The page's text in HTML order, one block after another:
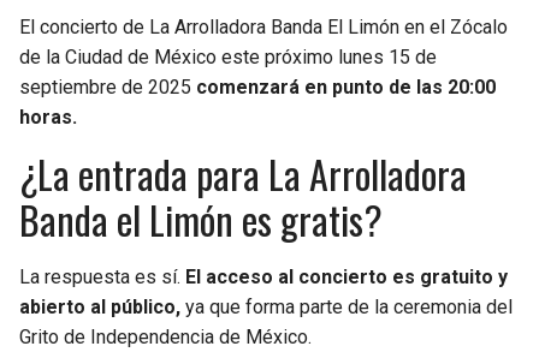
El concierto de La Arrolladora Banda El Limón en el Zócalo
de la Ciudad de México este próximo lunes 15 de
septiembre de 2025 comenzará en punto de las 20:00
horas.
¿La entrada para La Arrolladora
Banda el Limón es gratis?
La respuesta es sí. El acceso al concierto es gratuito y
abierto al público, ya que forma parte de la ceremonia del
Grito de Independencia de México.